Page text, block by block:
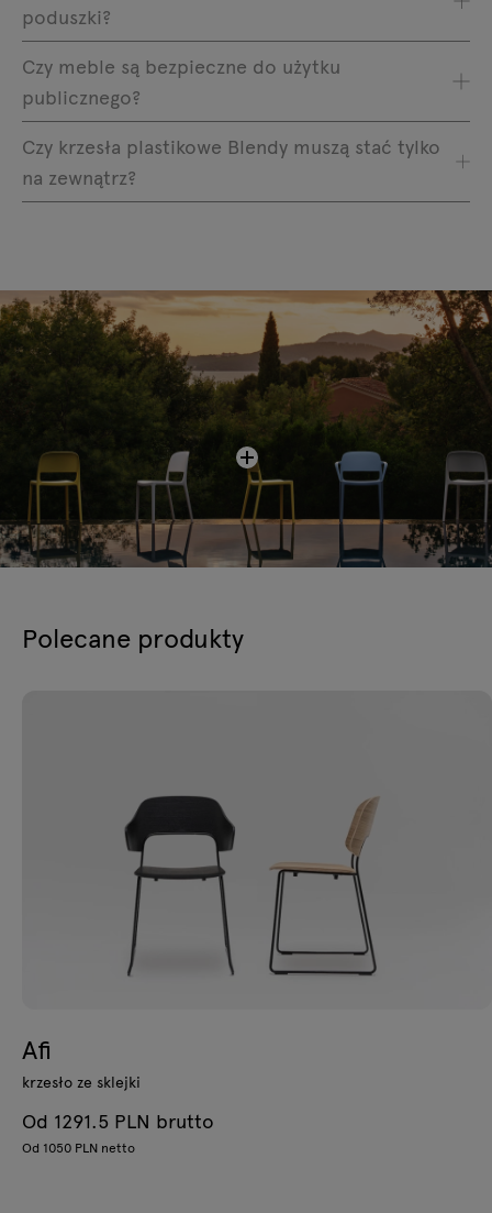
poduszki?
Czy meble są bezpieczne do użytku
publicznego?
Czy krzesła plastikowe Blendy muszą stać tylko
na zewnątrz?
Polecane produkty
Afi
krzesło ze sklejki
Od 1291.5 PLN brutto
Od 1050 PLN netto